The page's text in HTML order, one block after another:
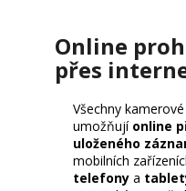
Online
přes
Všechny
umožňují online
uloženého
mobilních
telefony a